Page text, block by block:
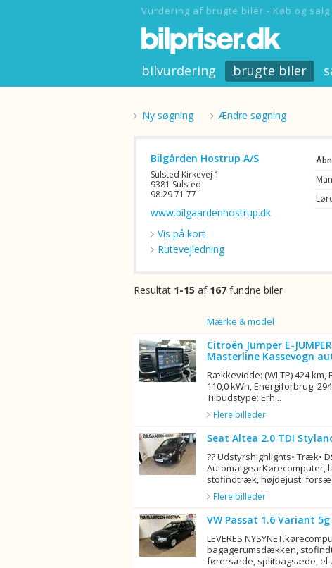
Vurdering af brugte biler - Køb og
bilvurdering brugte biler
Ny søgning Ændre søgning
Bilgården Hostrup A/S
Sulsted Kirkevej 1
9381 Sulsted
98 29 71 77
www.bilgaardenhostrup.dk
Vis på kort
Rutevejledning
Resultat 1-15 af 167 fundne biler
Mærke & model
Citroën Jumper E-
Masterline Kassevogn
Rækkevidde: (WLTP) 424 km,
110,0 kWh, Energiforbrug:
Tilbudstype: Erh...
Flere billeder
Seat Altea 2.0 TDI
?? Udstyrshighlights• Træk•
AutomatgearKørecomputer,
stofindtræk, højdejust.
Flere billeder
VW Passat 1.6 Variant 5g
LEVERES
bagagerumsdækken,
førersæde, splitbagsæde, el-